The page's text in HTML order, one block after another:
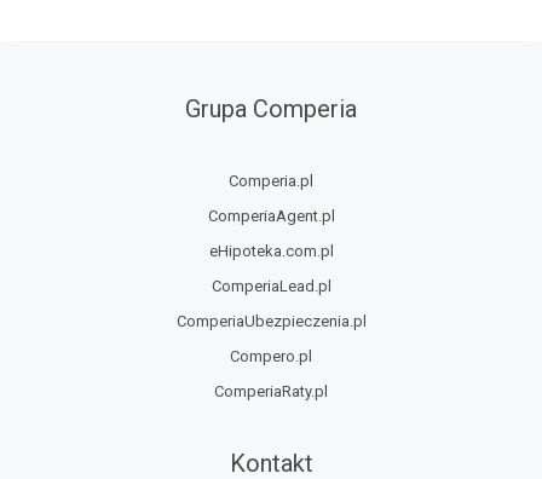
Grupa Comperia
Comperia.pl
ComperiaAgent.pl
eHipoteka.com.pl
ComperiaLead.pl
ComperiaUbezpieczenia.pl
Compero.pl
ComperiaRaty.pl
Kontakt